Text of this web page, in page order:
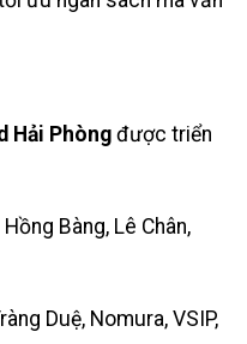
Hải Phòng được triển
Bàng, Lê Chân,
Duệ, Nomura, VSIP,